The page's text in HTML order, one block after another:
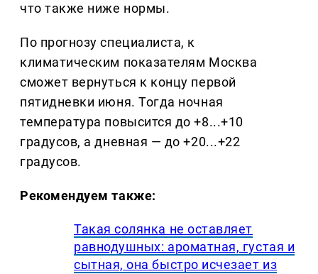
что также ниже нормы.
По прогнозу специалиста, к
климатическим показателям Москва
сможет вернуться к концу первой
пятидневки июня. Тогда ночная
температура повысится до +8...+10
градусов, а дневная — до +20...+22
градусов.
Рекомендуем также:
Такая солянка не оставляет
равнодушных: ароматная, густая и
сытная, она быстро исчезает из